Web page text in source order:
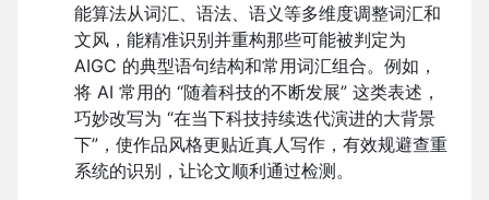
能算法从词汇、语法、语义等多维度调整词汇和
文风，能精准识别并重构那些可能被判定为
AIGC 的典型语句结构和常用词汇组合。例如，
将 AI 常用的 “随着科技的不断发展” 这类表述，
巧妙改写为 “在当下科技持续迭代演进的大背景
下”，使作品风格更贴近真人写作，有效规避查重
系统的识别，让论文顺利通过检测。